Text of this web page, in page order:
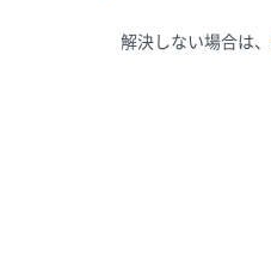
解決しない場合は、